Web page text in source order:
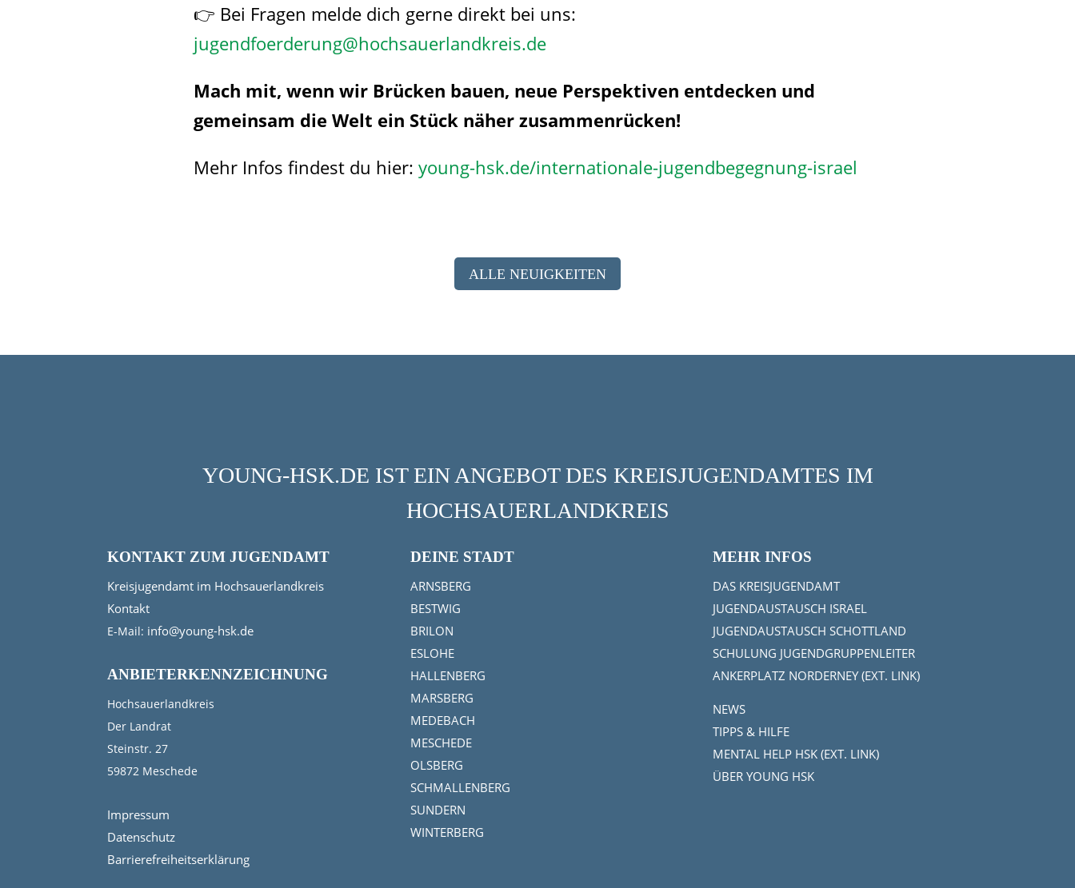
👉 Bei Fragen melde dich gerne direkt bei uns:
jugendfoerderung@hochsauerlandkreis.de
Mach mit, wenn wir Brücken bauen, neue Perspektiven entdecken und
gemeinsam die Welt ein Stück näher zusammenrücken!
Mehr Infos findest du hier: young-hsk.de/internationale-jugendbegegnung-israel
ALLE NEUIGKEITEN
YOUNG-HSK.DE IST EIN ANGEBOT DES KREISJUGENDAMTES IM
HOCHSAUERLANDKREIS
KONTAKT ZUM JUGENDAMT
Kreisjugendamt im Hochsauerlandkreis
Kontakt
E-Mail: info@young-hsk.de
ANBIETERKENNZEICHNUNG
Hochsauerlandkreis
Der Landrat
Steinstr. 27
59872 Meschede
Impressum
Datenschutz
Barrierefreiheitserklärung
DEINE STADT
ARNSBERG
BESTWIG
BRILON
ESLOHE
HALLENBERG
MARSBERG
MEDEBACH
MESCHEDE
OLSBERG
SCHMALLENBERG
SUNDERN
WINTERBERG
MEHR INFOS
DAS KREISJUGENDAMT
JUGENDAUSTAUSCH ISRAEL
JUGENDAUSTAUSCH SCHOTTLAND
SCHULUNG JUGENDGRUPPENLEITER
ANKERPLATZ NORDERNEY (EXT. LINK)
NEWS
TIPPS & HILFE
MENTAL HELP HSK (EXT. LINK)
ÜBER YOUNG HSK